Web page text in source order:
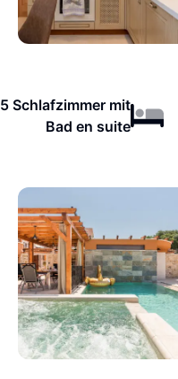
5 Schlafzimmer mit
Bad en suite